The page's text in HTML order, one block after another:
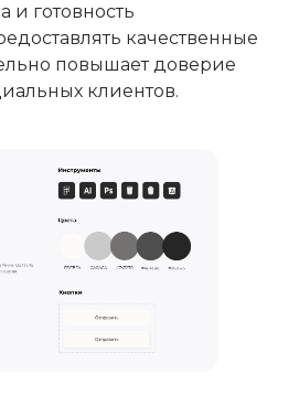
и готовность
качественные
повышает доверие
клиентов.